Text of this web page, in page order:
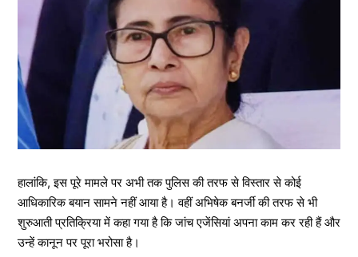
हालांकि, इस पूरे मामले पर अभी तक पुलिस की तरफ से विस्तार से कोई
आधिकारिक बयान सामने नहीं आया है। वहीं अभिषेक बनर्जी की तरफ से भी
शुरुआती प्रतिक्रिया में कहा गया है कि जांच एजेंसियां अपना काम कर रही हैं और
उन्हें कानून पर पूरा भरोसा है।